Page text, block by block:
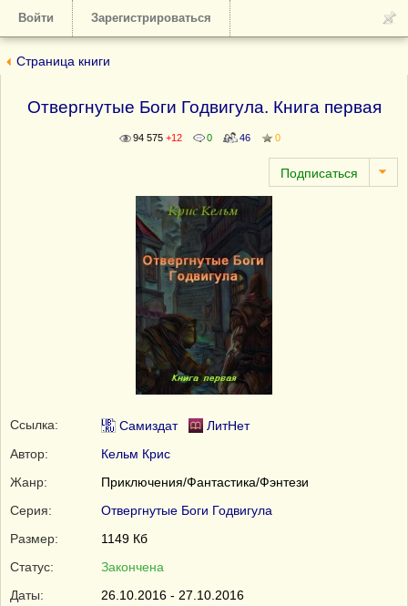
Войти Зарегистрироваться
Страница книги
Отвергнутые Боги Годвигула. Книга первая
94 575 +12 0 46 0
Ссылка: Самиздат
ЛитНет
Автор:
Кельм Крис
Жанр:
Приключения/Фантастика/Фэнтези
Серия:
Отвергнутые Боги Годвигула
Размер:
1149 Кб
Статус:
Закончена
Даты:
26.10.2016 - 27.10.2016